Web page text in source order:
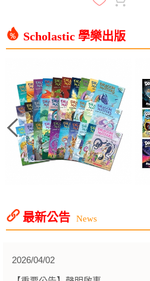
Scholastic 學樂出版
最新公告 News
2026/04/02